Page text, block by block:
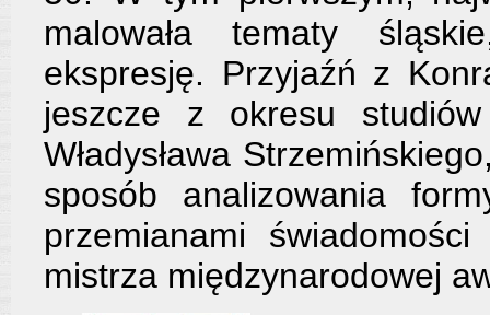
malowała tematy
ekspresję. Przyjaźń z
jeszcze z okresu
Władysława
sposób analizowania
przemianami
mistrza międzynarodowej